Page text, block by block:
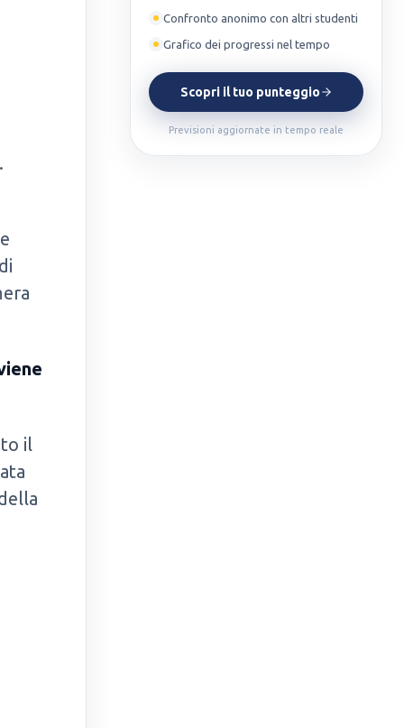
.
il
Confronto anonimo con altri studenti
Grafico dei progressi nel tempo
Scopri il tuo punteggio
Previsioni aggiornate in tempo reale